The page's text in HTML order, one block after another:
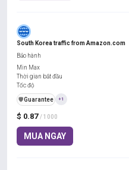
South Korea traffic from Amazon.com
$ 0.87 / 1000
MUA NGAY
Bảo hành
Min Max
Thời gian bắt đầu
Tốc độ
️🛡️Guarantee +1